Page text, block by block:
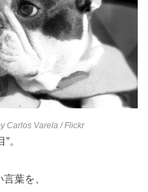
Carlos Varela / Flickr
。
葉を、